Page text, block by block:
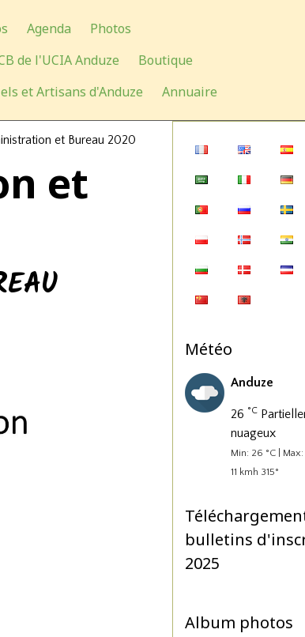
Agenda
Photos
de l'UCIA Anduze
Boutique
et Artisans d'Anduze
Annuaire
et Bureau 2020
et
Météo
Anduze
26 °C
nuageux
Min: 26 °C |
11 kmh 315°
bulletins
2025
Album photos